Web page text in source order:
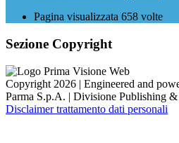
Pagina visualizzata 658 volte
Sezione Copyright
Copyright 2026 | Engineered and
Parma S.p.A. | Divisione Publishing
Disclaimer trattamento dati personali